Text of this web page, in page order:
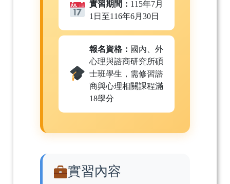
實習期間： 115年7月
1日至116年6月30日
報名資格： 國內、外
心理與諮商研究所碩
士班學生，需修習諮
商與心理相關課程滿
18學分
實習內容